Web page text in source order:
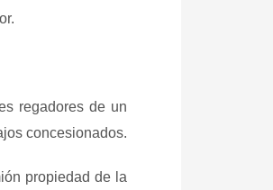
regadores de un
concesionados.
propiedad de la